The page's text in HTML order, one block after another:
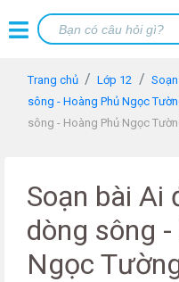
Trang chủ Lớp 12
sông - Hoàng Phủ Ngọc
sông - Hoàng Phủ Ngọc
Soạn bài Ai
dòng sông
Ngọc